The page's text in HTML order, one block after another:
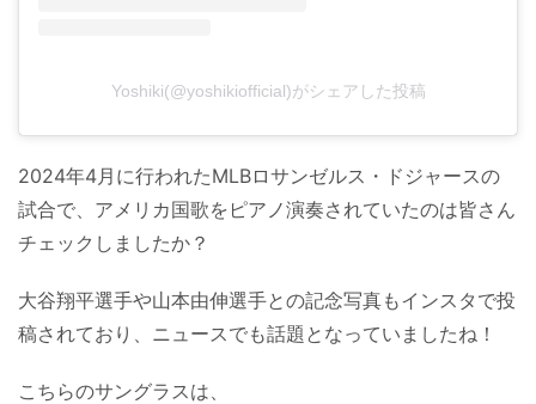
Yoshiki(@yoshikiofficial)がシェアした投稿
2024年4月に行われたMLBロサンゼルス・ドジャースの
試合で、アメリカ国歌をピアノ演奏されていたのは皆さん
チェックしましたか？
大谷翔平選手や山本由伸選手との記念写真もインスタで投
稿されており、ニュースでも話題となっていましたね！
こちらのサングラスは、